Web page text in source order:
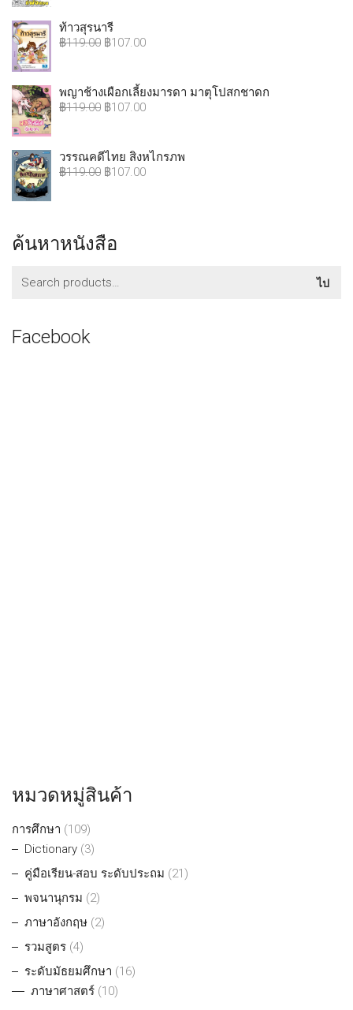
ท้าวสุรนารี
฿119.00 ฿107.00
พญาช้างเผือกเลี้ยงมารดา มาตุโปสกชาดก
฿119.00 ฿107.00
วรรณคดีไทย สิงหไกรภพ
฿119.00 ฿107.00
ค้นหาหนังสือ
ไป
Facebook
หมวดหมู่สินค้า
การศึกษา (109)
Dictionary (3)
คู่มือเรียน-สอบ ระดับประถม (21)
พจนานุกรม (2)
ภาษาอังกฤษ (2)
รวมสูตร (4)
ระดับมัธยมศึกษา (16)
ภาษาศาสตร์ (10)